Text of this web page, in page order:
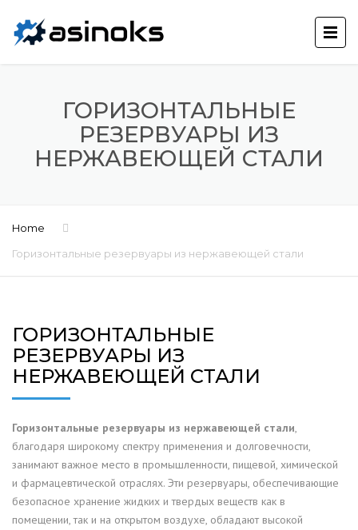
ГОРИЗОНТАЛЬНЫЕ
РЕЗЕРВУАРЫ ИЗ
НЕРЖАВЕЮЩЕЙ СТАЛИ
Home
Горизонтальные резервуары из нержавеющей стали
ГОРИЗОНТАЛЬНЫЕ
РЕЗЕРВУАРЫ ИЗ
НЕРЖАВЕЮЩЕЙ СТАЛИ
Горизонтальные резервуары из нержавеющей стали,
благодаря широкому спектру применения и долговечности,
занимают важное место в промышленности, пищевой, химической
и фармацевтической отраслях. Эти резервуары, обеспечивающие
безопасное хранение жидких и твердых веществ как в
помещении, так и на открытом воздухе, обладают высокой